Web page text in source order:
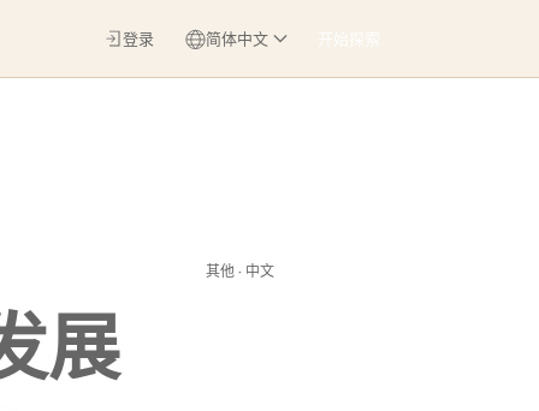
开始探索
登录 简体中文
其他 · 中文
展